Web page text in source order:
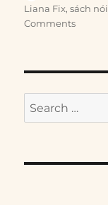
on
Liana Fix,sách nói
Comments
Search
for: